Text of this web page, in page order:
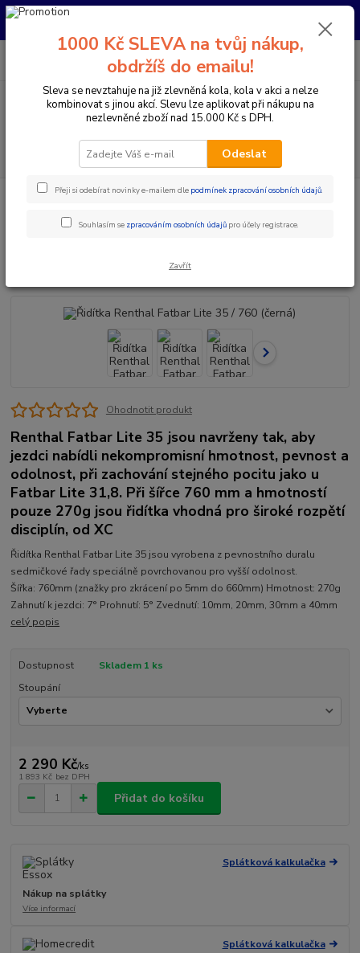
Pro nachystání kola / doplňků na prodejně si prosím zavolejte dopředu.
Menu
CZK
PO-PÁ 10:00-17:00 | SO: 9:00-12:00
Komponenty na kolo Řídítka Průměr 35 mm
Řidítka
Ohodnotit produkt
Renthal Fatbar Lite 35 jsou navrženy tak, aby
jezdci nabídli nekompromisní hmotnost, pevnost a
odolnost, při zachování stejného pocitu jako u
Fatbar Lite 31,8. Při šířce 760 mm a hmotností
pouze 270g jsou řidítka vhodná pro široké rozpětí
disciplín, od XC
Řidítka Renthal Fatbar Lite 35 jsou vyrobena z pevnostního duralu
sedmičkové řady speciálně povrchovanou pro vyšší odolnost.
Šířka: 760mm (znažky pro zkrácení po 5mm do 660mm) Hmotnost: 270g
Zahnutí k jezdci: 7° Prohnutí: 5° Zvednutí: 10mm, 20mm, 30mm a 40mm
celý popis
Dostupnost
Skladem 1 ks
Stoupání
2 290 Kč/ks
1 893 Kč bez DPH
Přidat do košíku
Splátková kalkulačka
Nákup na splátky
Více informací
Splátková kalkulačka
1000 Kč SLEVA na tvůj nákup,
obdržíš do emailu!
Sleva se nevztahuje na již zlevněná kola, kola v akci a nelze
kombinovat s jinou akcí. Slevu lze aplikovat při nákupu na
nezlevněné zboží nad 15.000 Kč s DPH.
Odeslat
Přeji si odebírat novinky e-mailem dle podmínek zpracování osobních údajů.
Souhlasím se zpracováním osobních údajů pro účely registrace.
Zavřít